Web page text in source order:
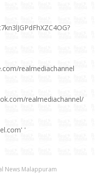
realmediachannel
realmediachannel/
'
News Malappuram